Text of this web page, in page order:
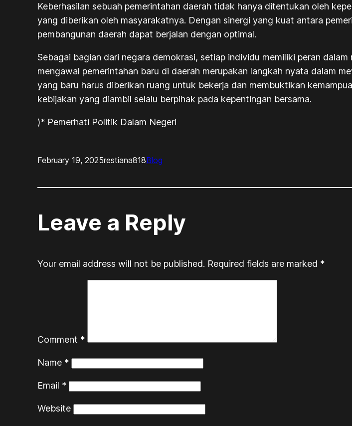
Keberhasilan sebuah pemerintahan daerah tidak hanya ditentukan oleh
yang diberikan oleh masyarakatnya. Dengan sinergi yang kuat antara
pembangunan daerah dapat berjalan dengan optimal.
Sebagai bagian dari negara demokrasi, setiap individu memiliki peran
mengawal pemerintahan baru di daerah merupakan langkah nyata dalam
yang baru harus diberikan ruang untuk bekerja dan membuktikan
kebijakan yang diambil selalu berpihak pada kepentingan bersama.
)* Pemerhati Politik Dalam Negeri
February 19, 2025restiana818Blog
Leave a Reply
Your email address will not be published. Required fields are marked *
Comment *
Name *
Email *
Website